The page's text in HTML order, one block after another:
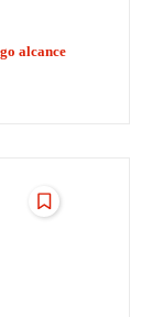
alcance